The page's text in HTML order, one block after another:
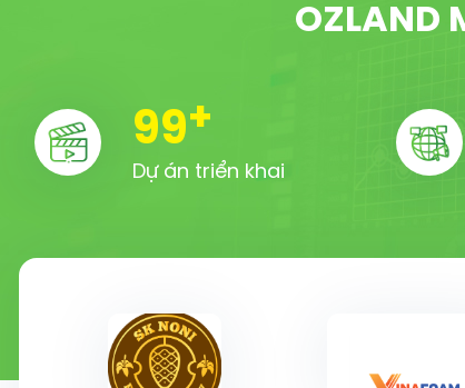
OZLAND
100+
Dự án triển khai